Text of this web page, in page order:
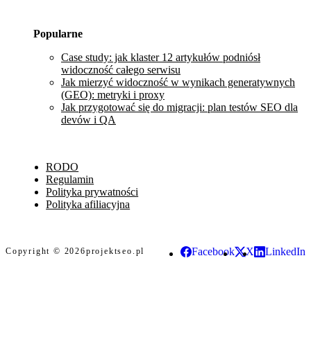
Popularne
Case study: jak klaster 12 artykułów podniósł
widoczność całego serwisu
Jak mierzyć widoczność w wynikach generatywnych
(GEO): metryki i proxy
Jak przygotować się do migracji: plan testów SEO dla
devów i QA
RODO
Regulamin
Polityka prywatności
Polityka afiliacyjna
Copyright © 2026projektseo.pl Facebook X LinkedIn